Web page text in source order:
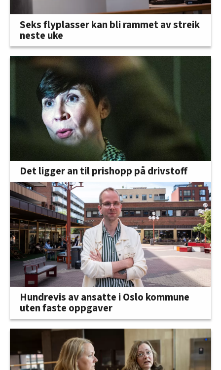
Seks flyplasser kan bli rammet av streik
neste uke
Det ligger an til prishopp på drivstoff
Hundrevis av ansatte i Oslo kommune
uten faste oppgaver